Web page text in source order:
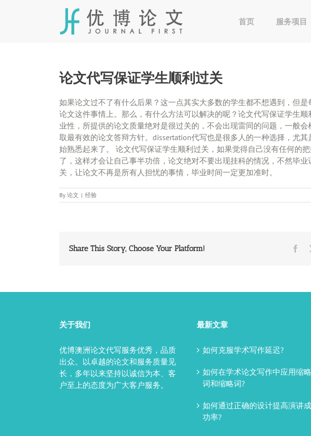
首页 服务项目
论文代写保证学生顺利过关
如果论文过不了有什么后果？这一点其实大多数的学生都不想遇到，但
论文这件事情上。那么，有什么方法可以解决的呢？论文代写保证学生
业性，所提供的论文质量绝对是很过关的，不会出现雷同的问题，一般
取最有效的论文答辩方针。dissertation代写也是很多人的一种选择，尤
始熟悉起来了。 论文代写保证学生顺利过关，如果觉得自己没有任何的
了，这样才会让自己事半功倍，论文绝对不要出现挂科的情况，不然毕
关，让论文不再是所有人担忧的事情，毕业时间一定更加准时。
By 论文 | 经验
Share This Story, Choose Your Platform!
关于我们
优博澳洲论文代写服务优秀，品质
出众。以卓越的论文和服务质量见
长，多年以来坚持以诚信为本、客
户至上的态度为广大客户服务。
最新文章
如何克服学术写作延迟?
如何在学术论文写作中应用缩略
词和缩略词?
如何通过正确的设计提高演讲成
功率?